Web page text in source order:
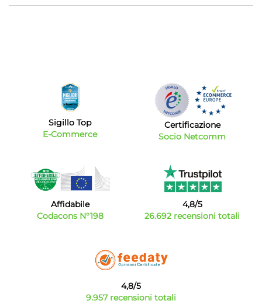
Sigillo Top
E-Commerce
Certificazione
Socio Netcomm
Affidabile
Codacons N°198
4,8/5
26.692 recensioni totali
4,8/5
9.957 recensioni totali